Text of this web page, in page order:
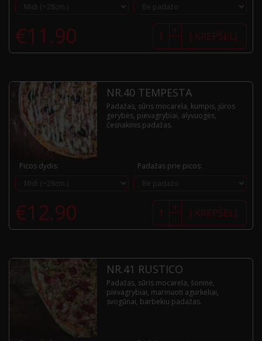
€11.90 produkto
kiekis:
Nr.39
Perfecto
-
+ Į KREPŠELĮ
NR.40 TEMPESTA
Padažas, sūris mocarela, kumpis, jūros
gėrybės, pievagrybiai, alyvuogės,
česnakinis padažas.
Picos dydis: Padažas prie picos:
€12.90 produkto
kiekis:
Nr.40
Tempesta
-
+ Į KREPŠELĮ
NR.41 RUSTICO
Padažas, sūris mocarela, šoninė,
pievagrybiai, marinuoti agurkėliai,
svogūnai, barbekiu padažas.